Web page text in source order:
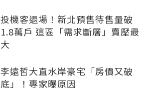
投機客退場！新北預售待售量破
1.8萬戶 這區「需求斷層」賣壓最
大
李遠哲大直水岸豪宅「房價又破
底」！專家曝原因